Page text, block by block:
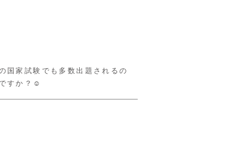
国家試験でも多数出題されるの
すか？☺